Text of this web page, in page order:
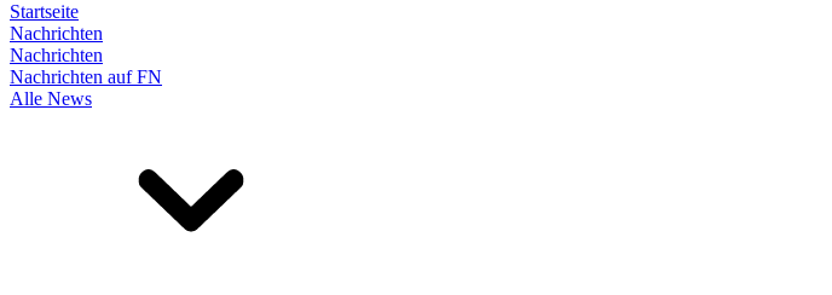
Startseite
Nachrichten
Nachrichten
Nachrichten auf FN
Alle News